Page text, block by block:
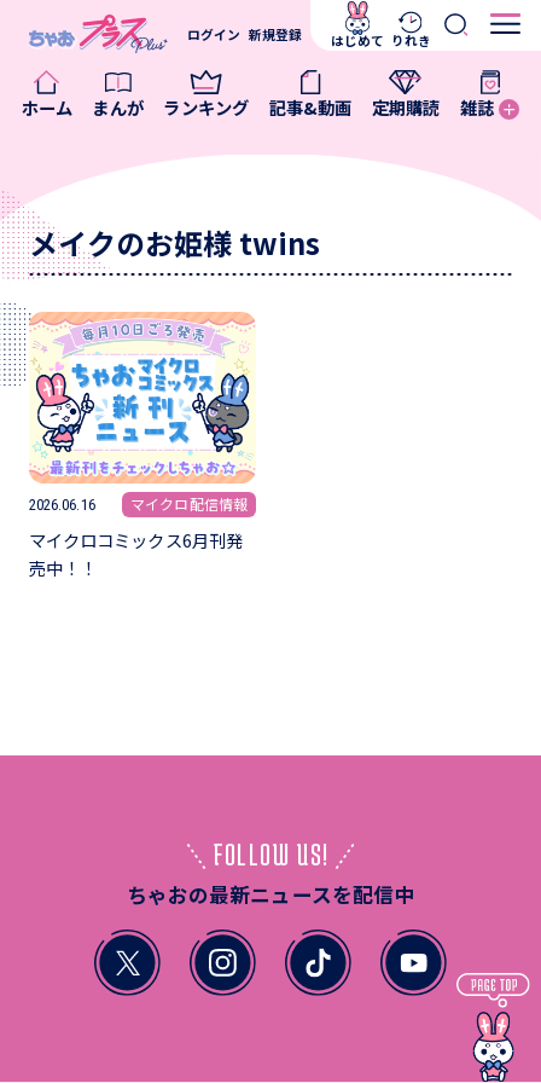
ホーム まんが ランキング 記事&動画 定期購読 雑誌
ログイン 新規登録 はじめて りれき
メイクのお姫様 twins
2026.06.16 マイクロ配信情報
マイクロコミックス6月刊発
売中！！
FOLLOW US!
ちゃおの最新ニュースを配信中